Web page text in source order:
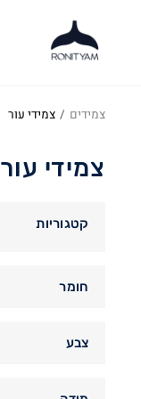
צמידים / צמידי עור
צמידי עור
קטגוריות
צמידי סנפיר
חומר
ציפוי זהב 14 קאראט
צבע